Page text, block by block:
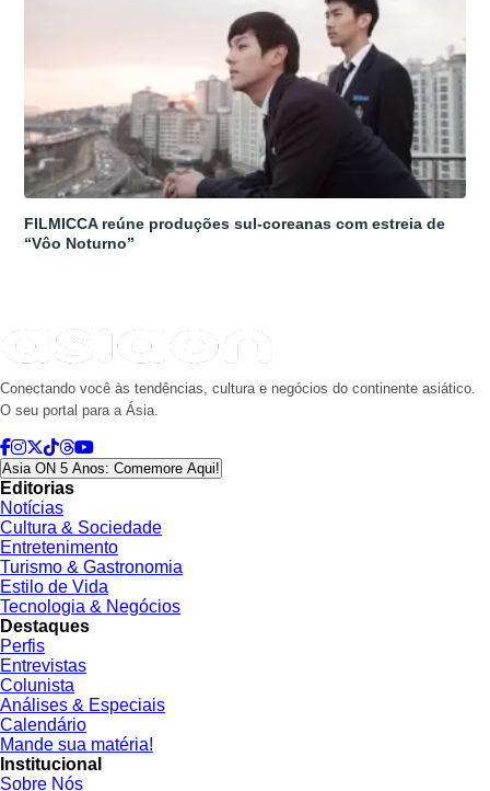
FILMICCA reúne produções sul-coreanas com estreia de
“Vôo Noturno”
Conectando você às tendências, cultura e negócios do continente asiático.
O seu portal para a Ásia.
Asia ON 5 Anos: Comemore Aqui!
Editorias
Notícias
Cultura & Sociedade
Entretenimento
Turismo & Gastronomia
Estilo de Vida
Tecnologia & Negócios
Destaques
Perfis
Entrevistas
Colunista
Análises & Especiais
Calendário
Mande sua matéria!
Institucional
Sobre Nós